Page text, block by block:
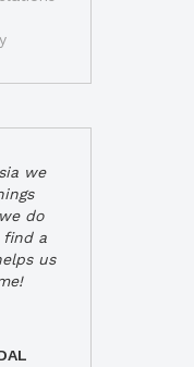
we
do
find a
us